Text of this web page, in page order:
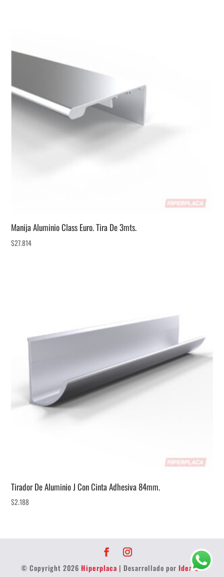
Manija Aluminio Class Euro. Tira De 3mts.
$27.814
Tirador De Aluminio J Con Cinta Adhesiva 84mm.
$2.188
© Copyright 2026 Hiperplaca | Desarrollado por Idea 32